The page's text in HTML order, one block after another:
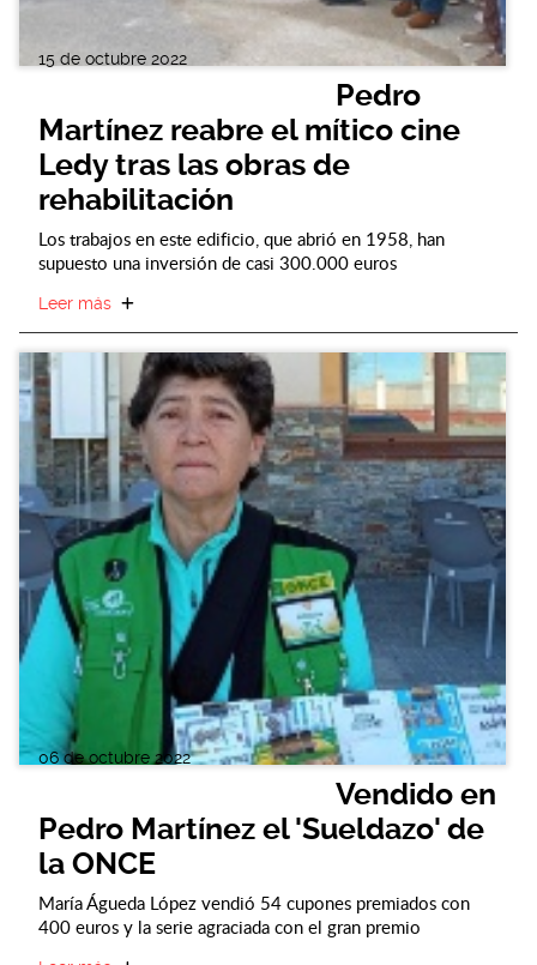
15 de octubre 2022
Pedro
Martínez reabre el mítico cine
Ledy tras las obras de
rehabilitación
Los trabajos en este edificio, que abrió en 1958, han
supuesto una inversión de casi 300.000 euros
Leer más
06 de octubre 2022
Vendido en
Pedro Martínez el 'Sueldazo' de
la ONCE
María Águeda López vendió 54 cupones premiados con
400 euros y la serie agraciada con el gran premio